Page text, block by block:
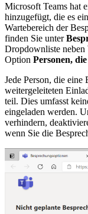
Microsoft Teams hat
hinzugefügt, die es
Wartebereich der
finden Sie unter
Dropdownliste neben
Option Personen,
Jede Person, die
weitergeleiteten
teil. Dies umfasst
eingeladen werden.
verhindern,
wenn Sie die